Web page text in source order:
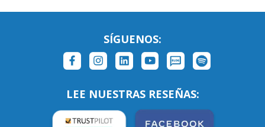
SÍGUENOS:
LEE NUESTRAS RESEÑAS: